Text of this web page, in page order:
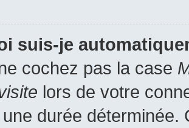
suis-je
cochez pas la case
lors de votre
durée déterminée.